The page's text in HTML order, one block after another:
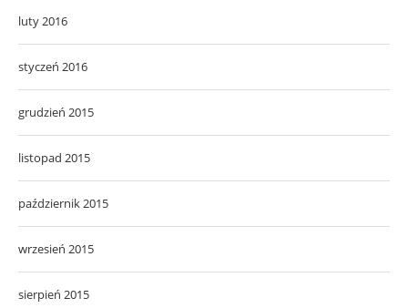
luty 2016
styczeń 2016
grudzień 2015
listopad 2015
październik 2015
wrzesień 2015
sierpień 2015